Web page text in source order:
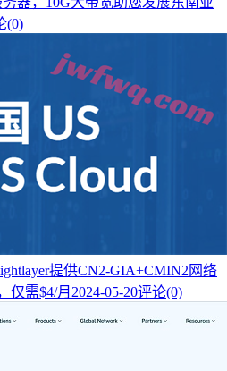
(0)
提供CN2-GIA+CMIN2网络
仅需$4/月 2024-05-20评论(0)